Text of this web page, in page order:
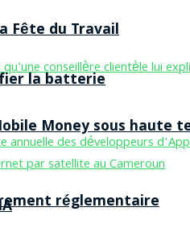
la batterie
Fête du Travail
Money sous haute
réglementaire